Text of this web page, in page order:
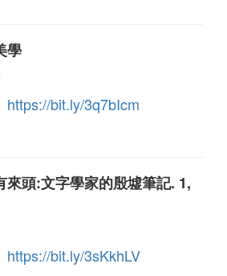
學
https://bit.ly/3q7bIcm
來頭:文字學家的殷墟筆記. 1,
https://bit.ly/3sKkhLV